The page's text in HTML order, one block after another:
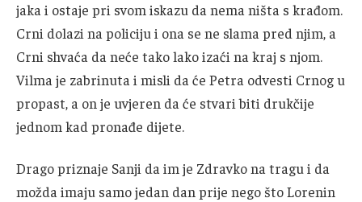
jaka i ostaje pri svom iskazu da nema ništa s krađom.
Crni dolazi na policiju i ona se ne slama pred njim, a
Crni shvaća da neće tako lako izaći na kraj s njom.
Vilma je zabrinuta i misli da će Petra odvesti Crnog u
propast, a on je uvjeren da će stvari biti drukčije
jednom kad pronađe dijete.
Drago priznaje Sanji da im je Zdravko na tragu i da
možda imaju samo jedan dan prije nego što Lorenin